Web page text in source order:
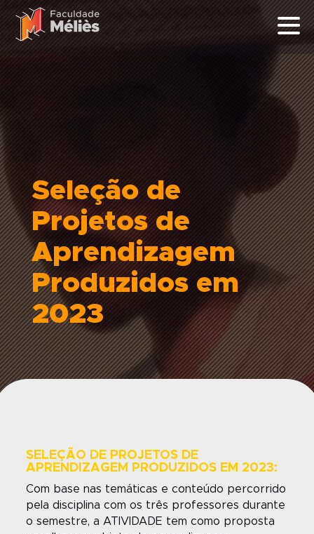
Seleção de
Projetos de
Aprendizagem
Produzidos em
2023
SELEÇÃO DE PROJETOS DE
APRENDIZAGEM PRODUZIDOS EM 2023:
Com base nas temáticas e conteúdo percorrido
pela disciplina com os três professores durante
o semestre, a ATIVIDADE tem como proposta